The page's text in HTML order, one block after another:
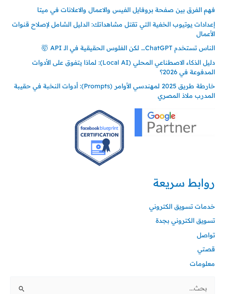
فهم الفرق بين صفحة بروفايل الفيس والاعمال والاعلانات في ميتا
إعدادات يوتيوب الخفية التي تقتل مشاهداتك: الدليل الشامل لإصلاح قنوات
الأعمال
الناس تستخدم ChatGPT… لكن الفلوس الحقيقية في الـ API 🤯
دليل الذكاء الاصطناعي المحلي (Local AI): لماذا يتفوق على الأدوات
المدفوعة في 2026؟
خارطة طريق 2025 لمهندسي الأوامر (Prompts): أدوات النخبة في حقيبة
المدرب ملاذ المصري
روابط سريعة
خدمات تسويق الكتروني
تسويق الكتروني بجدة
تواصل
قصتي
معلومات
البحث